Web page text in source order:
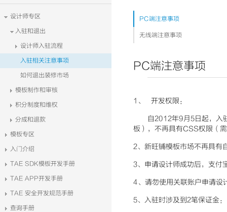
流量充值档位查询
设计师专区
入驻和退出
设计师入驻流程
入驻相关注意事项
如何退出装修市场
模板制作和审核
积分制度和维权
分成和退款
模板专区
入门介绍
TAE SDK模板开发手册
TAE APP开发手册
TAE 安全开发规范手册
查询手册
PC端注意事项
无线端注意事项
PC端注意事项
1、 开发权限：
自2012年9月5日起，入
板），不再具有CSS权限（
2、新旺铺模板市场不再具有
3、申请设计师成功后，支付
4、请勿使用关联账户申请设
5、入驻时涉及到 2笔保证金：